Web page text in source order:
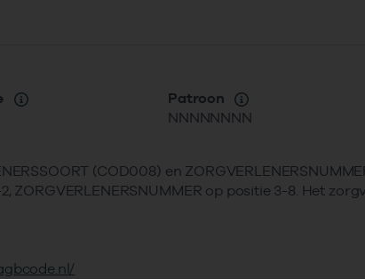
Patroon
NNNNNNNN
(COD008) en
ZORGVERLENERSNUMMER op positie 3-8. Het